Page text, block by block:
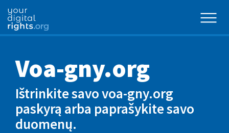
Voa-gny.org
Ištrinkite savo voa-gny.org
paskyrą arba paprašykite savo
duomenų.